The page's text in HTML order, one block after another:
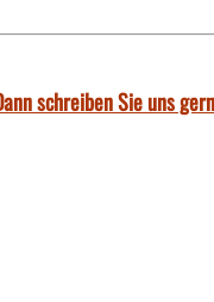
schreiben Sie uns